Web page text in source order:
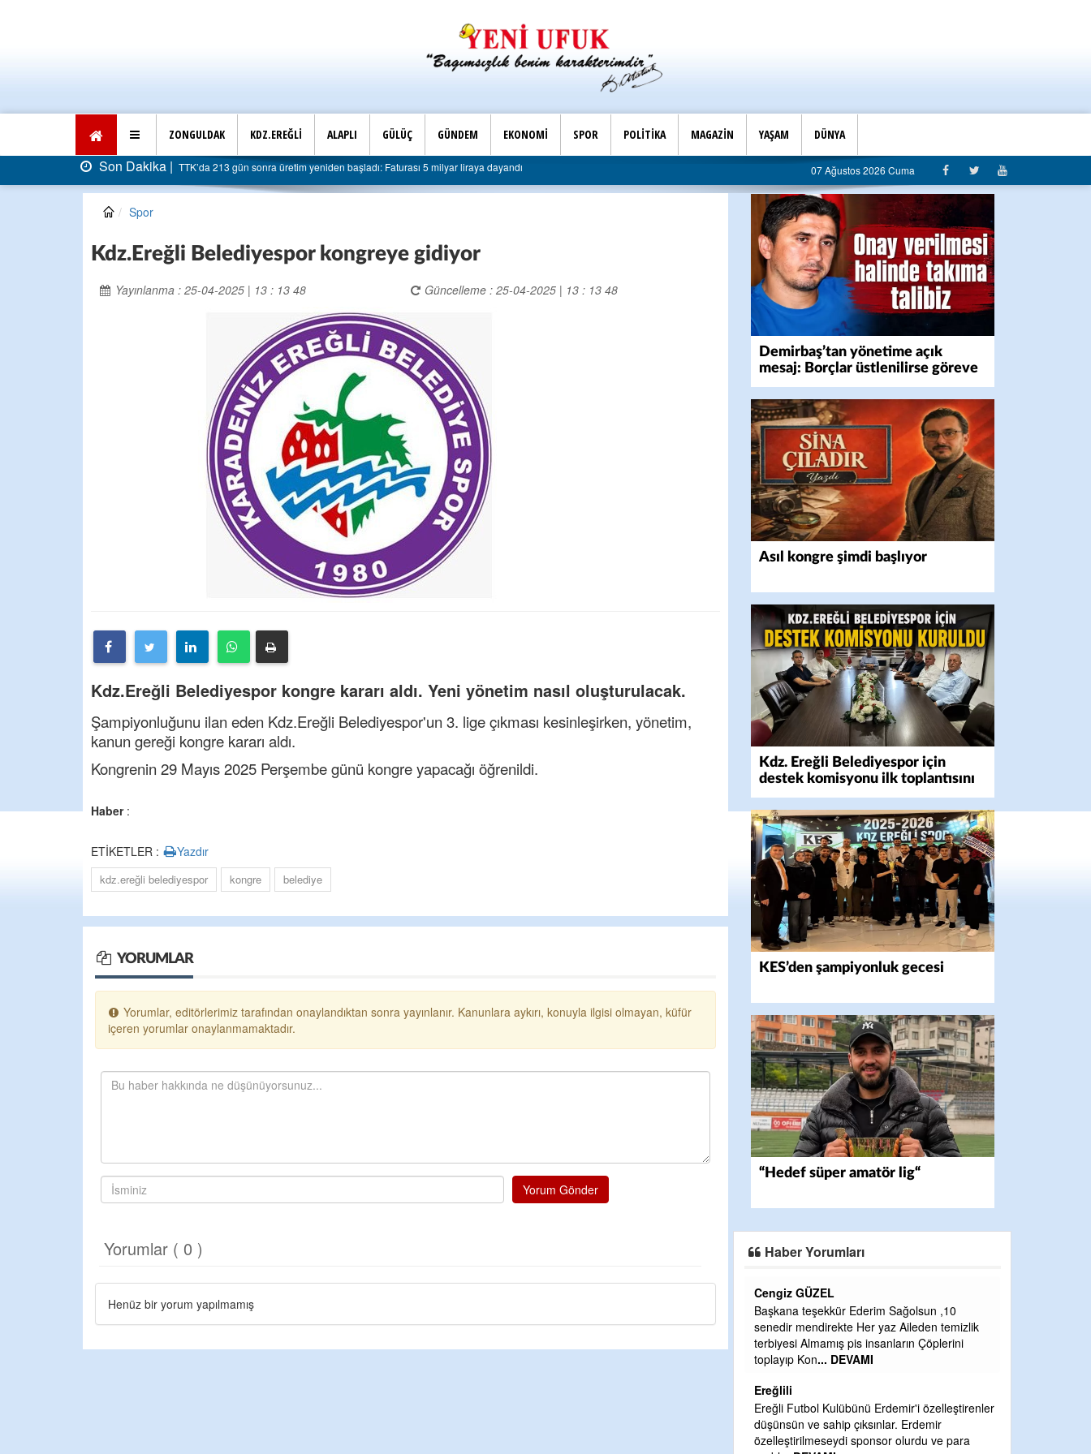
ZONGULDAK KDZ.EREĞLİ ALAPLI GÜLÜÇ GÜNDEM EKONOMİ SPOR POLİTİKA MAGAZİN YAŞAM DÜNYA
Son Dakika |TTK’da 213 gün sonra üretim yeniden başladı: Faturası 5 milyar liraya dayandı AK Parti Ereğli İlçe Başkanlığı’ndan belediyeye sert eleştiri: “Algı siyaseti değil, hizmet belediyeciliği”
07 Ağustos 2026 Cuma
Spor
Kdz.Ereğli Belediyespor kongreye gidiyor
Yayınlanma : 25-04-2025 | 13 : 13 48 Güncelleme : 25-04-2025 | 13 : 13 48
Kdz.Ereğli Belediyespor kongre kararı aldı. Yeni yönetim nasıl oluşturulacak.
Şampiyonluğunu ilan eden Kdz.Ereğli Belediyespor'un 3. lige çıkması kesinleşirken, yönetim,
kanun gereği kongre kararı aldı.
Kongrenin 29 Mayıs 2025 Perşembe günü kongre yapacağı öğrenildi.
Haber:
ETİKETLER : Yazdır
kdz.ereğli belediyespor kongre belediye
YORUMLAR
Yorumlar, editörlerimiz tarafından onaylandıktan sonra yayınlanır. Kanunlara aykırı, konuyla ilgisi olmayan, küfür
içeren yorumlar onaylanmamaktadır.
Yorum Gönder
Yorumlar ( 0 )
Henüz bir yorum yapılmamış
Demirbaş’tan yönetime açık
mesaj: Borçlar üstlenilirse göreve
talibiz
Asıl kongre şimdi başlıyor
Kdz. Ereğli Belediyespor için
destek komisyonu ilk toplantısını
yaptı
KES’den şampiyonluk gecesi
“Hedef süper amatör lig“
Haber Yorumları
Başkana teşekkür Ederim Sağolsun ,10
senedir mendirekte Her yaz Aileden temizlik
terbiyesi Almamış pis insanların Çöplerini
Ereğli Futbol Kulübünü Erdemir'i özelleştirenler
düşünsün ve sahip çıksınlar. Erdemir
özelleştirilmeseydi sponsor olurdu ve para
GULDERE DERE ÇALIŞMALARI, SEKIZ
ÖNCE ALKAYA TARAFINDAN
ETRASFINDA YERLEŞİM YERI OLMAYAN
KISIMLARA DUVARLAR
Şaban yavuz
Mekanı cennet olsun kederli ailesine
Sabri Celil ihsan eylesin